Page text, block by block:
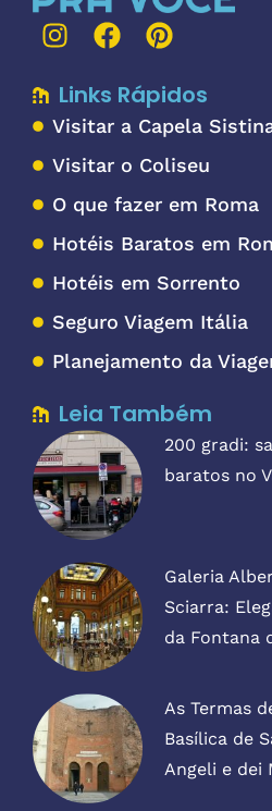
Links Rápidos
Visitar a Capela
Visitar o Coliseu
O que fazer em Roma
Hotéis Baratos em
Hotéis em Sorrento
Seguro Viagem Itália
Planejamento da
Leia Também
200 gradi:
baratos no
Galeria
Sciarra:
da Fontana
As Termas
Basílica de
Angeli e dei